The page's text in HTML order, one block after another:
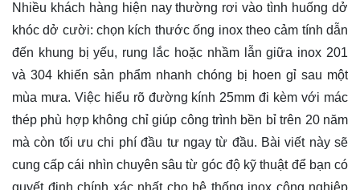
Nhiều khách hàng hiện nay thường rơi vào tình huống dở
khóc dở cười: chọn kích thước ống inox theo cảm tính dẫn
đến khung bị yếu, rung lắc hoặc nhầm lẫn giữa inox 201
và 304 khiến sản phẩm nhanh chóng bị hoen gỉ sau một
mùa mưa. Việc hiểu rõ đường kính 25mm đi kèm với mác
thép phù hợp không chỉ giúp công trình bền bỉ trên 20 năm
mà còn tối ưu chi phí đầu tư ngay từ đầu. Bài viết này sẽ
cung cấp cái nhìn chuyên sâu từ góc độ kỹ thuật để bạn có
quyết định chính xác nhất cho hệ thống inox công nghiệp